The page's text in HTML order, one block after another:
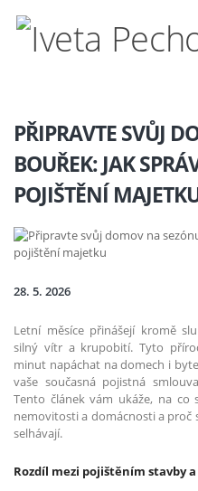
PŘIPRAVTE SVŮJ
BOUŘEK: JAK
POJIŠTĚNÍ
28. 5. 2026
Letní měsíce přinášejí kromě
silný vítr a krupobití. Tyto
minut napáchat na domech i
vaše současná pojistná
Tento článek vám ukáže, na
nemovitosti a domácnosti a proč
selhávají.
Rozdíl mezi pojištěním stavby